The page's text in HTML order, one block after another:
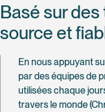
Basé sur
source et
En nous appuyant
par des équipes de
utilisées chaque
travers le monde